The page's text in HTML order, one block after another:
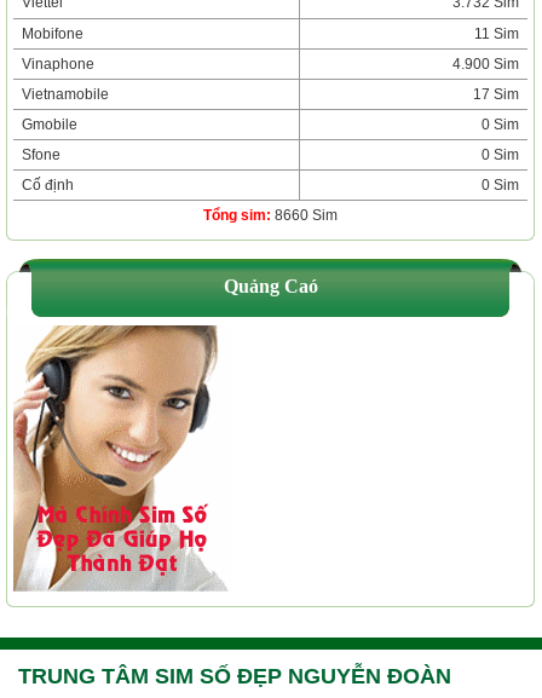
Mobifone
11 Sim
Vinaphone
4.900 Sim
Vietnamobile
17 Sim
Gmobile
0 Sim
Sfone
0 Sim
Cố định
0 Sim
Tổng sim: 8660 Sim
Quảng Caó
TRUNG TÂM SIM SỐ ĐẸP NGUYỄN ĐOÀN